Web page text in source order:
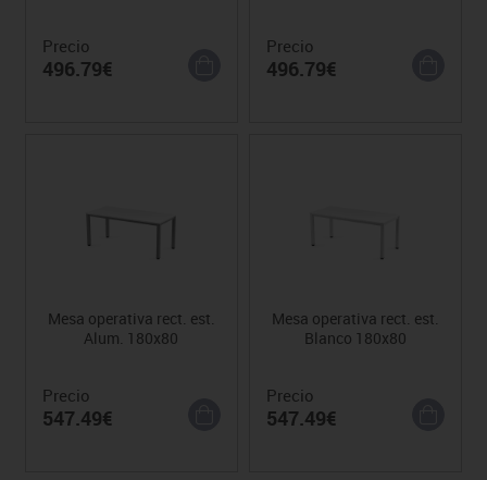
Precio
496.79€
Precio
496.79€
Mesa operativa rect. est.
Alum. 180x80
Precio
547.49€
Mesa operativa rect. est.
Blanco 180x80
Precio
547.49€